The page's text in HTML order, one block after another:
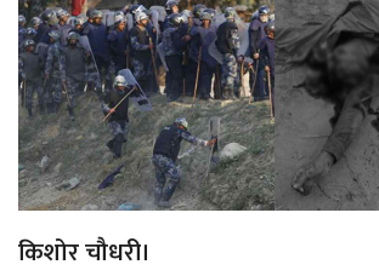
किशोर चौधरी।